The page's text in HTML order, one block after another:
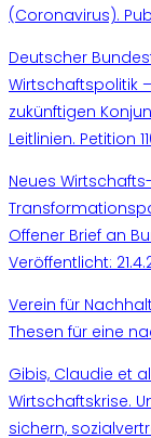
(Coronavirus).
Deutscher
Wirtschaftspolitik
zukünftigen
Leitlinien. Petition
Neues
Offener Brief an
Veröffentlicht:
Verein für
Thesen für eine
Gibis, Claudie et
Wirtschaftskrise.
sichern,